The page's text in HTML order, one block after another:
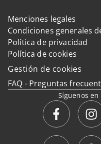
Menciones legales
Condiciones generales
Política de privacidad
Política de cookies
Gestión de cookies
FAQ - Preguntas
Síguenos